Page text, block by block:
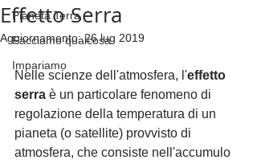
Pianeta Terra
Facciamo qualcosa
Impariamo
Effetto Serra
Aggiornamento:26 lug 2019
Nelle scienze dell'atmosfera, l'effetto
serra è un particolare fenomeno di
regolazione della temperatura di un
pianeta (o satellite) provvisto di
atmosfera, che consiste nell'accumulo